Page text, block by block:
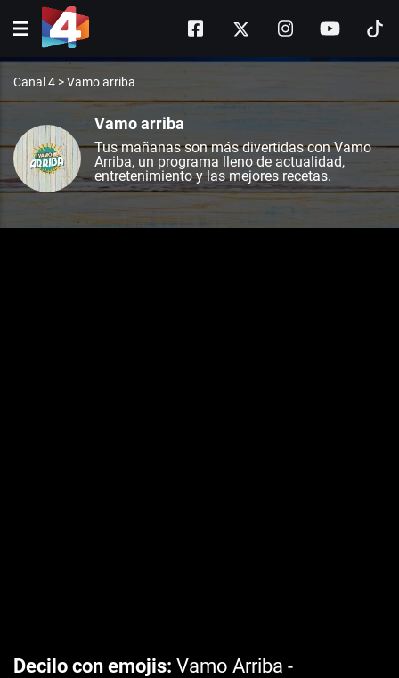
Canal 4 >Vamo arriba
Vamo arriba
Tus mañanas son más divertidas con Vamo
Arriba, un programa lleno de actualidad,
entretenimiento y las mejores recetas.
Decilo con emojis Vamo Arriba -